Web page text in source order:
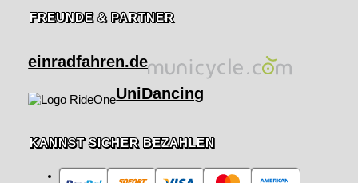
FREUNDE & PARTNER
einradfahren.de
UniDancing
KANNST SICHER BEZAHLEN